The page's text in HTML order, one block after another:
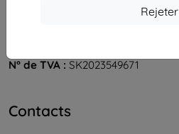
Rejeter
Ulica Rudolfa Mocka 3750/2A
N° de TVA : SK2023549671
Contacts